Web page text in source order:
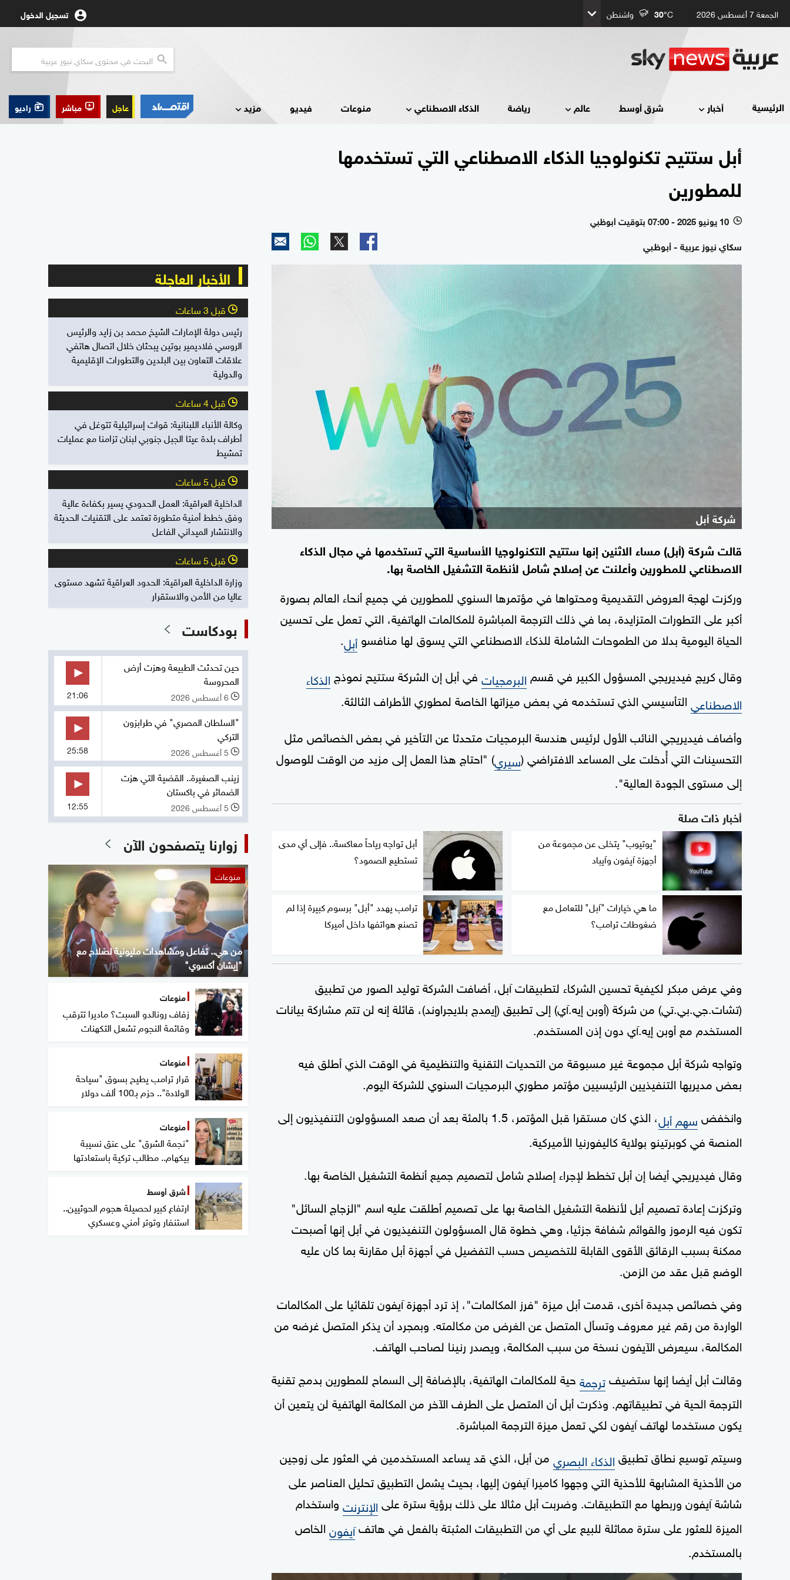
الجمعة 7 أغسطس 2026 30°C واشنطن تسجيل الدخول
الرئيسية أخبار شرق أوسط عالم رياضة الذكاء الاصطناعي منوعات فيديو مزيد عاجل مباشر راديو
أبل ستتيح تكنولوجيا الذكاء الاصطناعي التي تستخدمها
للمطورين
l 10 يونيو 2025 - 07:00 بتوقيت أبوظبي
سكاي نيوز عربية - أبوظبي
شركة أبل
قالت شركة (أبل) مساء الاثنين إنها ستتيح التكنولوجيا الأساسية التي تستخدمها في مجال الذكاء
الاصطناعي للمطورين وأعلنت عن إصلاح شامل لأنظمة التشغيل الخاصة بها.
وركزت لهجة العروض التقديمية ومحتواها في مؤتمرها السنوي للمطورين في جميع أنحاء العالم بصورة
أكبر على التطورات المتزايدة، بما في ذلك الترجمة المباشرة للمكالمات الهاتفية، التي تعمل على تحسين
الحياة اليومية بدلا من الطموحات الشاملة للذكاء الاصطناعي التي يسوق لها منافسو أبل.
وقال كريج فيديريجي المسؤول الكبير في قسم البرمجيات في أبل إن الشركة ستتيح نموذج الذكاء
الاصطناعي التأسيسي الذي تستخدمه في بعض ميزاتها الخاصة لمطوري الأطراف الثالثة.
وأضاف فيديريجي النائب الأول لرئيس هندسة البرمجيات متحدثا عن التأخير في بعض الخصائص مثل
التحسينات التي أُدخلت على المساعد الافتراضي (سيري) "احتاج هذا العمل إلى مزيد من الوقت للوصول
إلى مستوى الجودة العالية".
أخبار ذات صلة
"يوتيوب" يتخلى عن مجموعة من
أجهزة آيفون وآيباد
أبل تواجه رياحاً معاكسة.. فإلى أي مدى
تستطيع الصمود؟
ما هي خيارات "آبل" للتعامل مع
ضغوطات ترامب؟
ترامب يهدد "أبل" برسوم كبيرة إذا لم
تصنع هواتفها داخل أميركا
وفي عرض مبكر لكيفية تحسين الشركاء لتطبيقات آبل، أضافت الشركة توليد الصور من تطبيق
(تشات.جي.بي.تي) من شركة (أوبن إيه.آي) إلى تطبيق (إيمدج بلايجراوند)، قائلة إنه لن تتم مشاركة بيانات
المستخدم مع أوبن إيه.آي دون إذن المستخدم.
وتواجه شركة أبل مجموعة غير مسبوقة من التحديات التقنية والتنظيمية في الوقت الذي أطلق فيه
بعض مديريها التنفيذيين الرئيسيين مؤتمر مطوري البرمجيات السنوي للشركة اليوم.
وانخفض سهم أبل
، الذي كان مستقرا قبل المؤتمر، 1.5 بالمئة بعد أن صعد المسؤولون التنفيذيون إلى
المنصة في كوبرتينو بولاية كاليفورنيا الأميركية.
وقال فيديريجي أيضا إن أبل تخطط لإجراء إصلاح شامل لتصميم جميع أنظمة التشغيل الخاصة بها.
وتركزت إعادة تصميم أبل لأنظمة التشغيل الخاصة بها على تصميم أطلقت عليه اسم "الزجاج السائل"
تكون فيه الرموز والقوائم شفافة جزئيا، وهي خطوة قال المسؤولون التنفيذيون في أبل إنها أصبحت
ممكنة بسبب الرقائق الأقوى القابلة للتخصيص حسب التفضيل في أجهزة أبل مقارنة بما كان عليه
الوضع قبل عقد من الزمن.
وفي خصائص جديدة أخرى، قدمت أبل ميزة "فرز المكالمات"، إذ ترد أجهزة آيفون تلقائيا على المكالمات
الواردة من رقم غير معروف وتسأل المتصل عن الغرض من مكالمته. وبمجرد أن يذكر المتصل غرضه من
المكالمة، سيعرض الآيفون نسخة من سبب المكالمة، ويصدر رنينا لصاحب الهاتف.
وقالت أبل أيضا إنها ستضيفترجمة حية للمكالمات الهاتفية، بالإضافة إلى السماح للمطورين بدمج تقنية
الترجمة الحية في تطبيقاتهم. وذكرت أبل أن المتصل على الطرف الآخر من المكالمة الهاتفية لن يتعين أن
يكون مستخدما لهاتف آيفون لكي تعمل ميزة الترجمة المباشرة.
وسيتم توسيع نطاق تطبيق الذكاء البصري من أبل، الذي قد يساعد المستخدمين في العثور على زوجين
من الأحذية المشابهة للأحذية التي وجهوا كاميرا آيفون إليها، بحيث يشمل التطبيق تحليل العناصر على
شاشة آيفون وربطها مع التطبيقات. وضربت أبل مثالا على ذلك برؤية سترة على الإنترنت واستخدام
الميزة للعثور على سترة مماثلة للبيع على أي من التطبيقات المثبتة بالفعل في هاتفآيفون الخاص
بالمستخدم.
الأخبار العاجلة
l قبل 3 ساعات
رئيس دولة الإمارات الشيخ محمد بن زايد والرئيس
الروسي فلاديمير بوتين يبحثان خلال اتصال هاتفي
علاقات التعاون بين البلدين والتطورات الإقليمية
والدولية
l قبل 4 ساعات
وكالة الأنباء اللبنانية: قوات إسرائيلية تتوغل في
أطراف بلدة عيتا الجبل جنوبي لبنان تزامنا مع عمليات
تمشيط
l قبل 5 ساعات
الداخلية العراقية: العمل الحدودي يسير بكفاءة عالية
وفق خطط أمنية متطورة تعتمد على التقنيات الحديثة
والانتشار الميداني الفاعل
l قبل 5 ساعات
وزارة الداخلية العراقية: الحدود العراقية تشهد مستوى
عاليا من الأمن والاستقرار
بودكاست
حين تحدثت الطبيعة وهزت أرض
المحروسة
l 6 أغسطس 2026 21:06
"السلطان المصري" في طرابزون
التركي
l 5 أغسطس 2026 25:58
زينب الصغيرة.. القضية التي هزت
الضمائر في باكستان
l 5 أغسطس 2026 12:55
زوارنا يتصفحون الآن
منوعات
من هي.. تفاعل ومشاهدات مليونية لصلاح مع
"إيشان أكسوي"
منوعات
زفاف رونالدو السبت؟ ماديرا تترقب
وقائمة النجوم تشعل التكهنات
منوعات
قرار ترامب يطيح بسوق "سياحة
الولادة".. حزم بـ100 ألف دولار
منوعات
"نجمة الشرق" على عنق نسيبة
بيكهام.. مطالب تركية باستعادتها
شرق أوسط
ارتفاع كبير لحصيلة هجوم الحوثيين..
استنفار وتوتر أمني وعسكري